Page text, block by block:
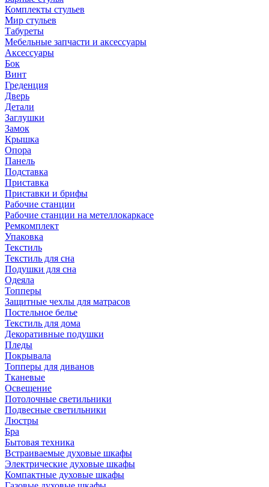
Комплекты стульев
Мир стульев
Табуреты
Мебельные запчасти и аксессуары
Аксессуары
Бок
Винт
Греденция
Дверь
Детали
Заглушки
Замок
Крышка
Опора
Панель
Подставка
Приставка
Приставки и брифы
Рабочие станции
Рабочие станции на метеллокаркасе
Ремкомплект
Упаковка
Текстиль
Текстиль для сна
Подушки для сна
Одеяла
Топперы
Защитные чехлы для матрасов
Постельное белье
Текстиль для дома
Декоративные подушки
Пледы
Покрывала
Топперы для диванов
Тканевые
Освещение
Потолочные светильники
Подвесные светильники
Люстры
Бра
Бытовая техника
Встраиваемые духовые шкафы
Электрические духовые шкафы
Компактные духовые шкафы